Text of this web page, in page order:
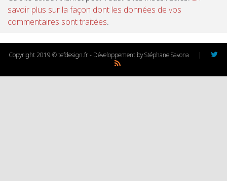
savoir plus sur la façon dont les données de vos
commentaires sont traitées.
Copyright 2019 © tefdesign.fr - Développement by Stéphane Savona |